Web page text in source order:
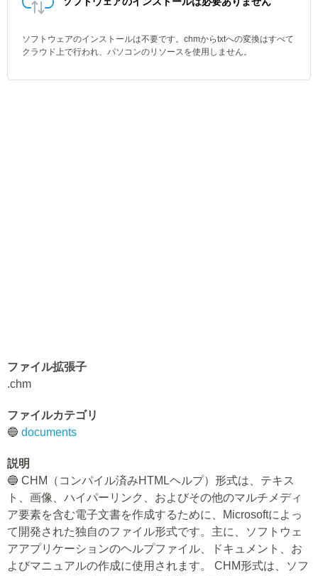
ソフトウェアのインストールは不要です。chmからtxtへの変換はすべて
クラウド上で行われ、パソコンのリソースを使用しません。
ファイル拡張子
.chm
ファイルカテゴリ
🔵 documents
説明
🔵 CHM（コンパイル済みHTMLヘルプ）形式は、テキス
ト、画像、ハイパーリンク、およびその他のマルチメディ
ア要素を含む電子文書を作成するために、Microsoftによっ
て開発された独自のファイル形式です。主に、ソフトウェ
アアプリケーションのヘルプファイル、ドキュメント、お
よびマニュアルの作成に使用されます。 CHM形式は、ソフ